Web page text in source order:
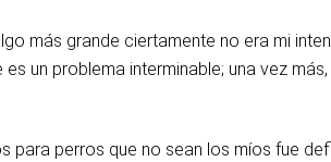
más grande ciertamente no era mi
es un problema interminable; una vez
para perros que no sean los míos fue